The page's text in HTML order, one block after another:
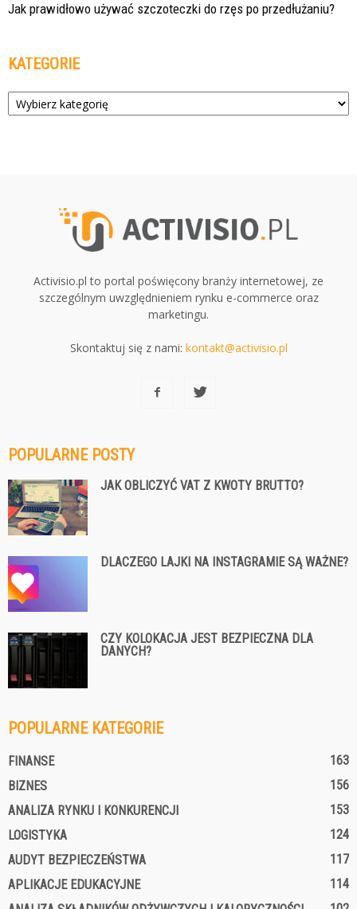
Jak prawidłowo używać szczoteczki do rzęs po przedłużaniu?
KATEGORIE
Kategorie
Activisio.pl to portal poświęcony branży internetowej, ze
szczególnym uwzględnieniem rynku e-commerce oraz
marketingu.
Skontaktuj się z nami: kontakt@activisio.pl
POPULARNE POSTY
JAK OBLICZYĆ VAT Z KWOTY BRUTTO?
DLACZEGO LAJKI NA INSTAGRAMIE SĄ WAŻNE?
CZY KOLOKACJA JEST BEZPIECZNA DLA
DANYCH?
POPULARNE KATEGORIE
FINANSE
163
BIZNES
156
ANALIZA RYNKU I KONKURENCJI
153
LOGISTYKA
124
AUDYT BEZPIECZEŃSTWA
117
APLIKACJE EDUKACYJNE
114